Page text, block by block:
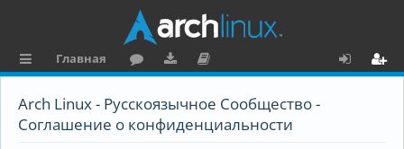
ы
Главная
ру
ру
ку
Arch Linux - Русскоязычное Сообщество -
Соглашение о конфиденциальности